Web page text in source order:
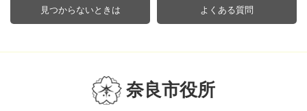
見つからないときは よくある質問
奈良市役所